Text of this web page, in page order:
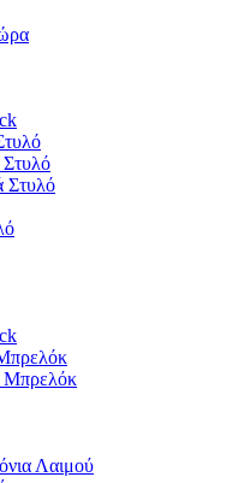
Στυλό
Μπρελόκ
Λαιμού